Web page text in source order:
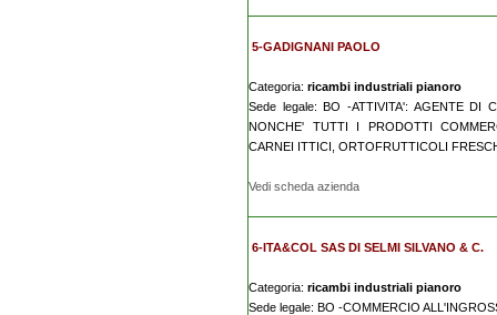
5-GADIGNANI PAOLO
Categoria: ricambi industriali pianoro
Sede legale: BO -ATTIVITA': AGENTE DI
NONCHE' TUTTI I PRODOTTI
CARNEI ITTICI, ORTOFRUTTICOLI
Vedi scheda azienda
6-ITA&COL SAS DI SELMI SILVANO & C.
Categoria: ricambi industriali pianoro
Sede legale: BO -COMMERCIO